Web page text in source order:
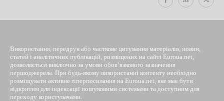
Використання, передрук або часткове цитування матеріалів, новин,
статей і аналітичних публікацій, розміщених на сайті Euroua.net,
дозволяється виключно за умови обов’язкового зазначення
першоджерела. При будь-якому використанні контенту необхідно
розміщувати активне гіперпосилання на Euroua.net, яке має бути
відкритим для індексації пошуковими системами та доступним для
переходу користувачами.